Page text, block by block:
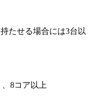
たせる場合には3台以
8コア以上